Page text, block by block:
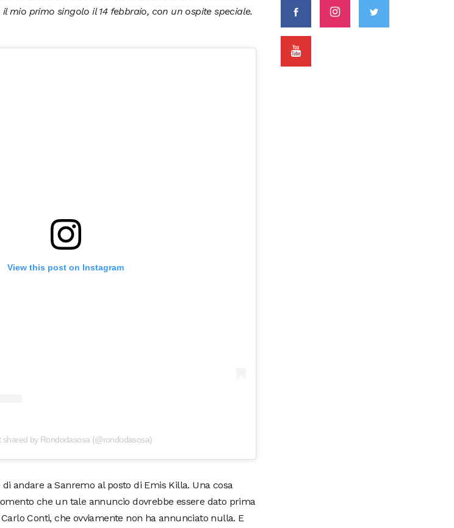
mio primo singolo il 14 febbraio, con un ospite speciale.
View this post on Instagram
shared by Rondodasosa (@rondodasosa)
andare a Sanremo al posto di Emis Killa. Una cosa
che un tale annuncio dovrebbe essere dato prima
Conti, che ovviamente non ha annunciato nulla. E